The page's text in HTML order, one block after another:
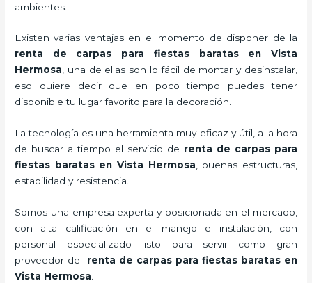
ambientes.
Existen varias ventajas en el momento de disponer de la
renta de carpas para fiestas baratas en Vista
Hermosa, una de ellas son lo fácil de montar y desinstalar,
eso quiere decir que en poco tiempo puedes tener
disponible tu lugar favorito para la decoración.
La tecnología es una herramienta muy eficaz y útil, a la hora
de buscar a tiempo el servicio de renta de carpas para
fiestas baratas en Vista Hermosa, buenas estructuras,
estabilidad y resistencia.
Somos una empresa experta y posicionada en el mercado,
con alta calificación en el manejo e instalación, con
personal especializado listo para servir como gran
proveedor de renta de carpas para fiestas baratas en
Vista Hermosa